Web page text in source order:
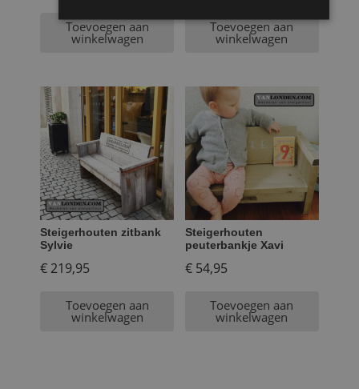
Toevoegen aan
winkelwagen
Toevoegen aan
winkelwagen
Steigerhouten zitbank
Sylvie
€219,95
Toevoegen aan
winkelwagen
Steigerhouten
peuterbankje Xavi
€54,95
Toevoegen aan
winkelwagen